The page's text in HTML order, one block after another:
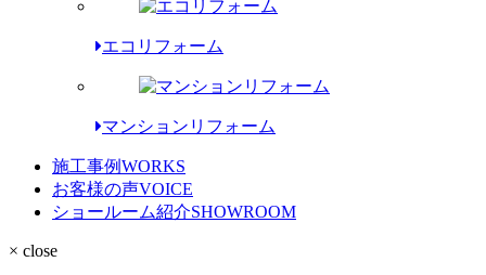
エコリフォーム
マンションリフォーム
施工事例WORKS
お客様の声VOICE
ショールーム紹介SHOWROOM
× close